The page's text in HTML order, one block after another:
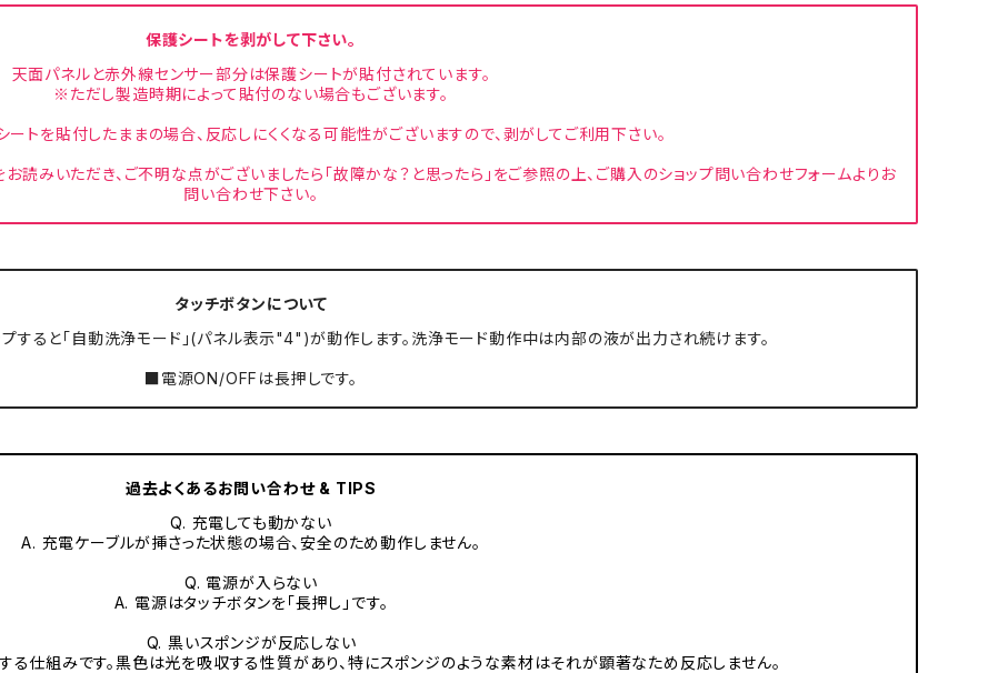
保護シートを剥がして下さい。
天面パネルと赤外線センサー部分は保護シートが貼付されています。
※ただし製造時期によって貼付のない場合もございます。
トを貼付したままの場合、反応しにくくなる可能性がございますので、剥がしてご利用下さい。
お読みいただき、ご不明な点がございましたら「故障かな？と思ったら」をご参照の上、ご購入のショップ問い合わせフォームよりお
問い合わせ下さい。
タッチボタンについて
すると「自動洗浄モード」(パネル表示"4")が動作します。洗浄モード動作中は内部の液が出力され続けます。
■電源ON/OFFは長押しです。
過去よくあるお問い合わせ & TIPS
Q. 充電しても動かない
A. 充電ケーブルが挿さった状態の場合、安全のため動作しません。
Q. 電源が入らない
A. 電源はタッチボタンを「長押し」です。
Q. 黒いスポンジが反応しない
仕組みです。黒色は光を吸収する性質があり、特にスポンジのような素材はそれが顕著なため反応しません。